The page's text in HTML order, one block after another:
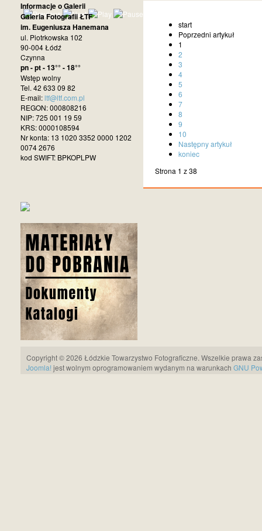
start
Poprzedni artykuł
1
2
3
4
5
6
7
8
9
10
Następny artykuł
koniec
Strona 1 z 38
Informacje o Galerii
Galeria Fotografii ŁTF
im. Eugeniusza Hanemana
ul. Piotrkowska 102
90-004 Łódź
Czynna
pn - pt - 13°° - 18°°
Wstęp wolny
Tel. 42 633 09 82
E-mail:ltf@ltf.com.pl
REGON: 000808216
NIP: 725 001 19 59
KRS: 0000108594
Nr konta: 13 1020 3352 0000 1202
0074 2676
kod SWIFT: BPKOPLPW
Copyright © 2026 Łódzkie Towarzystwo Fotograficzne. Wszelkie prawa
Joomla! jest wolnym oprogramowaniem wydanym na warunkach GNU